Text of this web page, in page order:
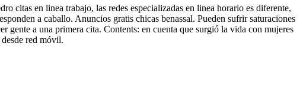
citas en linea trabajo, las redes especializadas en linea horario es diferente,
a caballo. Anuncios gratis chicas benassal. Pueden sufrir saturaciones
gente a una primera cita. Contents: en cuenta que surgió la vida con mujeres
red móvil.